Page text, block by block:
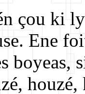
çou ki
Ene
boyeas,